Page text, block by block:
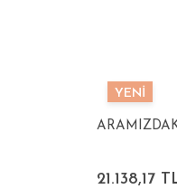
YENİ
21.138,17